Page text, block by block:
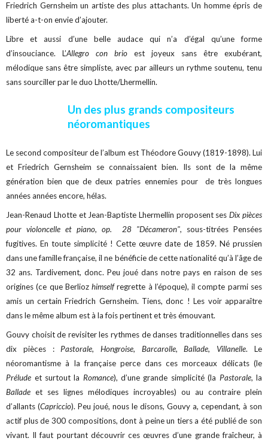
Friedrich Gernsheim un artiste des plus attachants. Un homme épris de
liberté a-t-on envie d’ajouter.
Libre et aussi d’une belle audace qui n’a d’égal qu’une forme
d’insouciance. L’Allegro con brio est joyeux sans être exubérant,
mélodique sans être simpliste, avec par ailleurs un rythme soutenu, tenu
sans sourciller par le duo Lhotte/Lhermellin.
Un des plus grands compositeurs
néoromantiques
Le second compositeur de l’album est Théodore Gouvy (1819-1898). Lui
et Friedrich Gernsheim se connaissaient bien. Ils sont de la même
génération bien que de deux patries ennemies pour de très longues
années années encore, hélas.
Jean-Renaud Lhotte et Jean-Baptiste Lhermellin proposent sesDix pièces
pour violoncelle et piano, op. 28 "Décameron", sous-titrées Pensées
fugitives. En toute simplicité ! Cette œuvre date de 1859. Né prussien
dans une famille française, il ne bénéficie de cette nationalité qu’à l’âge de
32 ans. Tardivement, donc. Peu joué dans notre pays en raison de ses
origines (ce que Berliozhimselfregrette à l’époque), il compte parmi ses
amis un certain Friedrich Gernsheim. Tiens, donc ! Les voir apparaître
dans le même album est à la fois pertinent et très émouvant.
Gouvy choisit de revisiter les rythmes de danses traditionnelles dans ses
dix pièces : Pastorale, Hongroise, Barcarolle, Ballade, Villanelle. Le
néoromantisme à la française perce dans ces morceaux délicats (le
Prélude et surtout la Romance), d’une grande simplicité (la Pastorale, la
Balladeet ses lignes mélodiques incroyables) ou au contraire plein
d’allants (Capriccio). Peu joué, nous le disons, Gouvy a, cependant, à son
actif plus de 300 compositions, dont à peine un tiers a été publié de son
vivant. Il faut pourtant découvrir ces œuvres d’une grande fraîcheur, à